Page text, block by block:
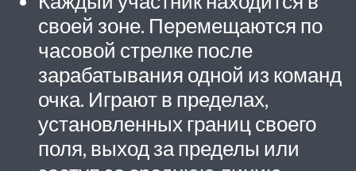
своей зоне. Перемещаются по
часовой стрелке после
зарабатывания одной из команд
очка. Играют в пределах,
установленных границ своего
поля, выход за пределы или